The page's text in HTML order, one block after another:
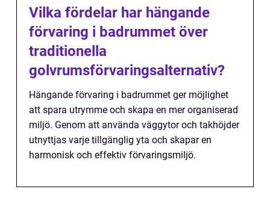
Vilka fördelar har hängande
förvaring i badrummet över
traditionella
golvrumsförvaringsalternativ?
Hängande förvaring i badrummet ger möjlighet
att spara utrymme och skapa en mer organiserad
miljö. Genom att använda väggytor och takhöjder
utnyttjas varje tillgänglig yta och skapar en
harmonisk och effektiv förvaringsmiljö.